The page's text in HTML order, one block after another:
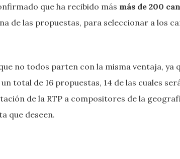
que ha recibido más más de 200
de las propuestas, para seleccionar a los
no todos parten con la misma ventaja, ya
total de 16 propuestas, 14 de las cuales
de la RTP a compositores de la
que deseen.